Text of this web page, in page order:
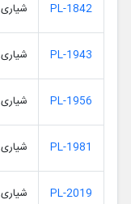
PL-1842 شیاری
PL-1943 شیاری
PL-1956 شیاری
PL-1981 شیاری
PL-2019 شیاری